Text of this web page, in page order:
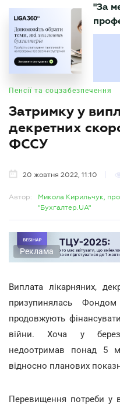
БУХГАЛТЕР
"За
Пенсії та соцзабезпечення
Затримку у
декретних
ФССУ
20 жовтня 2022, 11:10
Автор:
Микола Кирильчук,
"Бухгалтер.UA"
Реклама
Виплата лікарняних,
призупинялась
продовжують
війни. Хоча у
недоотримав понад 5
відносно планових
Перевищення потреби у